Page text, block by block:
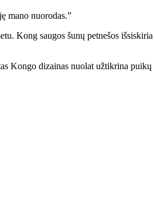
mano nuorodas.”
Kong saugos šunų petnešos
Kongo dizainas nuolat užtikrina